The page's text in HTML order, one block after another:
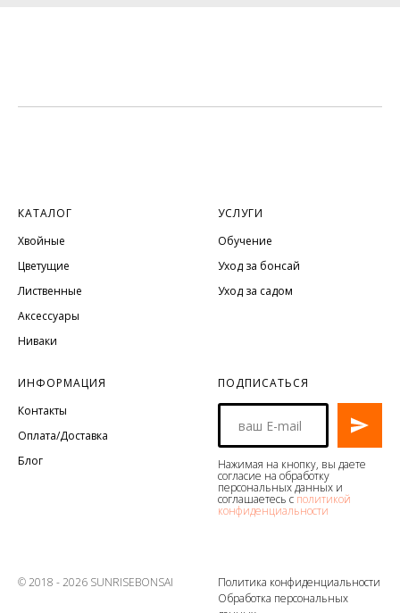
КАТАЛОГ
Хвойные
Цветущие
Лиственные
Аксессуары
Ниваки
УСЛУГИ
Обучение
Уход за бонсай
Уход за садом
ИНФОРМАЦИЯ
Контакты
Оплата/Доставка
Блог
ПОДПИСАТЬСЯ
Нажимая на кнопку, вы даете
согласие на обработку
персональных данных и
соглашаетесь сполитикой
конфиденциальности
© 2018 - 2026 SUNRISEBONSAI
Политика конфиденциальности
Обработка персональных